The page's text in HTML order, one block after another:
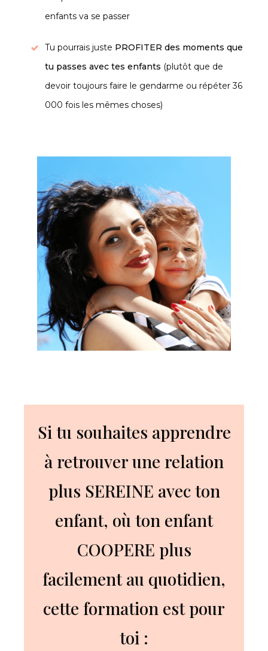
enfants va se passer
Tu pourrais juste PROFITER des moments que
tu passes avec tes enfants (plutôt que de
devoir toujours faire le gendarme ou répéter 36
000 fois les mêmes choses)
Si tu souhaites apprendre
à retrouver une relation
plus SEREINE avec ton
enfant, où ton enfant
COOPERE plus
facilement au quotidien,
cette formation est pour
toi :